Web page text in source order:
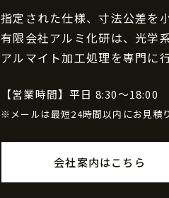
指定された仕様、寸法公差を
有限会社アルミ化研は、光学
アルマイト加工処理を専門に
【営業時間】平日 8:30～18:00
※メールは最短24時間以内にお見積
会社案内はこちら